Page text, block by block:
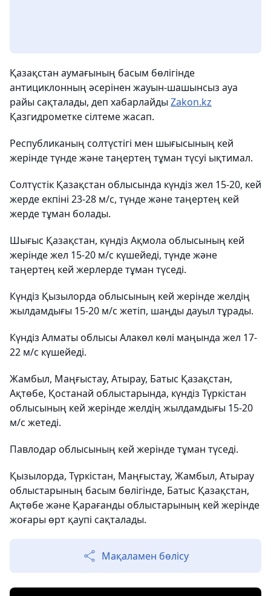
Қазақстан аумағының басым бөлігінде
антициклонның әсерінен жауын-шашынсыз ауа
райы сақталады, деп хабарлайды Zakon.kz
Қазгидрометке сілтеме жасап.
Республиканың солтүстігі мен шығысының кей
жерінде түнде және таңертең тұман түсуі ықтимал.
Солтүстік Қазақстан облысында күндіз жел 15-20, кей
жерде екпіні 23-28 м/с, түнде және таңертең кей
жерде тұман болады.
Шығыс Қазақстан, күндіз Ақмола облысының кей
жерінде жел 15-20 м/с күшейеді, түнде және
таңертең кей жерлерде тұман түседі.
Күндіз Қызылорда облысының кей жерінде желдің
жылдамдығы 15-20 м/с жетіп, шаңды дауыл тұрады.
Күндіз Алматы облысы Алакөл көлі маңында жел 17-
22 м/с күшейеді.
Жамбыл, Маңғыстау, Атырау, Батыс Қазақстан,
Ақтөбе, Қостанай облыстарында, күндіз Түркістан
облысының кей жерінде желдің жылдамдығы 15-20
м/с жетеді.
Павлодар облысының кей жерінде тұман түседі.
Қызылорда, Түркістан, Маңғыстау, Жамбыл, Атырау
облыстарының басым бөлігінде, Батыс Қазақстан,
Ақтөбе және Қарағанды облыстарының кей жерінде
жоғары өрт қаупі сақталады.
Мақаламен бөлісу